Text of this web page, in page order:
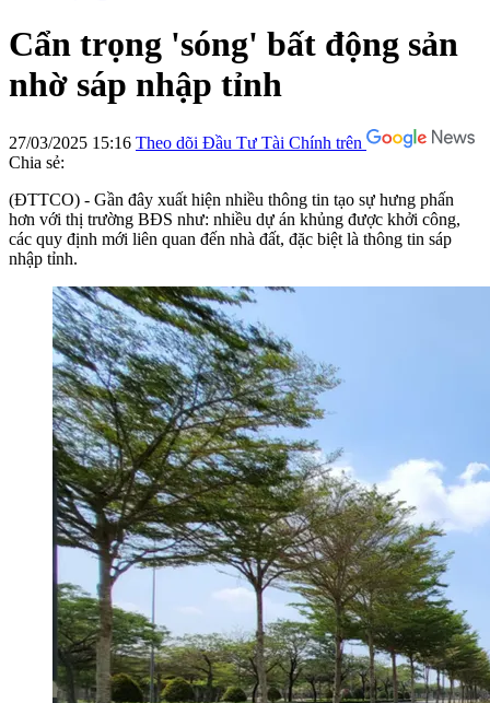
Cẩn trọng 'sóng' bất động sản
nhờ sáp nhập tỉnh
27/03/2025 15:16 Theo dõi Đầu Tư Tài Chính trên
Chia sẻ:
(ĐTTCO) - Gần đây xuất hiện nhiều thông tin tạo sự hưng phấn
hơn với thị trường BĐS như: nhiều dự án khủng được khởi công,
các quy định mới liên quan đến nhà đất, đặc biệt là thông tin sáp
nhập tỉnh.